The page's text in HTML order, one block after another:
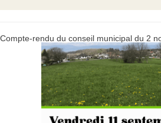
Compte-rendu du conseil municipal du 2